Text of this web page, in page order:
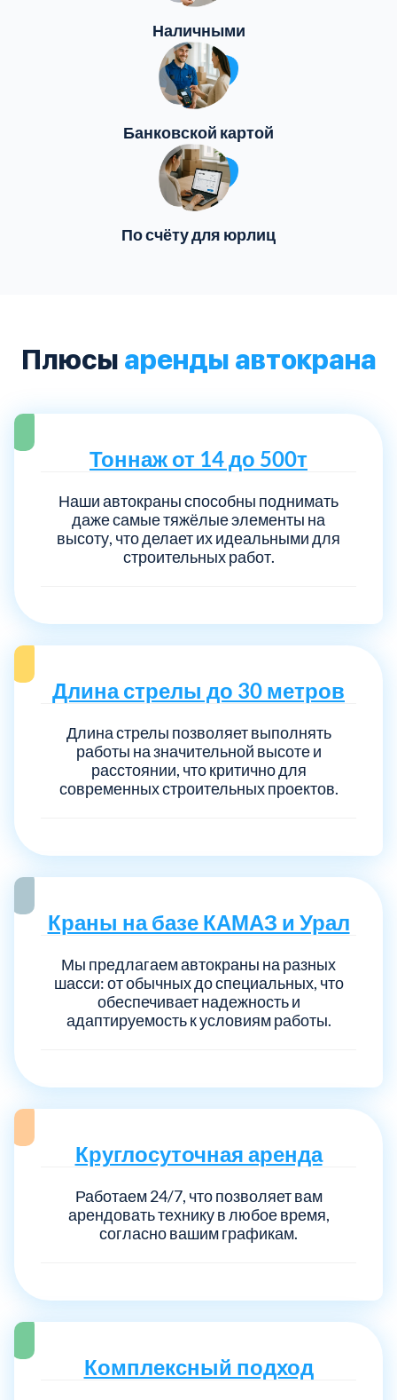
Наличными
Банковской картой
По счёту для юрлиц
Плюсы аренды автокрана
Тоннаж от 14 до 500т
Наши автокраны способны поднимать
даже самые тяжёлые элементы на
высоту, что делает их идеальными для
строительных работ.
Длина стрелы до 30 метров
Длина стрелы позволяет выполнять
работы на значительной высоте и
расстоянии, что критично для
современных строительных проектов.
Краны на базе КАМАЗ и Урал
Мы предлагаем автокраны на разных
шасси: от обычных до специальных, что
обеспечивает надежность и
адаптируемость к условиям работы.
Круглосуточная аренда
Работаем 24/7, что позволяет вам
арендовать технику в любое время,
согласно вашим графикам.
Комплексный подход